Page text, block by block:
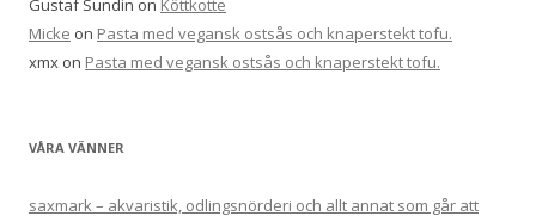
Gustaf Sundin on Köttkotte
Micke on Pasta med vegansk ostsås och knaperstekt tofu.
xmx on Pasta med vegansk ostsås och knaperstekt tofu.
VÅRA VÄNNER
saxmark – akvaristik, odlingsnörderi och allt annat som går att